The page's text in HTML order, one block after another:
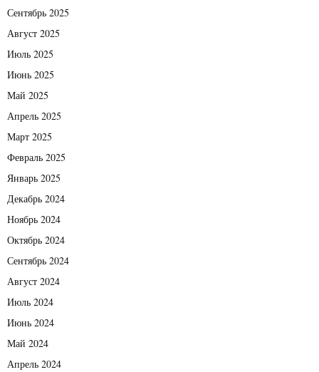
Сентябрь 2025
Август 2025
Июль 2025
Июнь 2025
Май 2025
Апрель 2025
Март 2025
Февраль 2025
Январь 2025
Декабрь 2024
Ноябрь 2024
Октябрь 2024
Сентябрь 2024
Август 2024
Июль 2024
Июнь 2024
Май 2024
Апрель 2024